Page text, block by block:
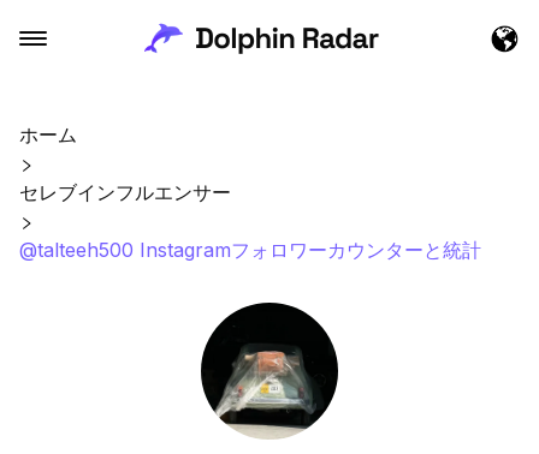
ホーム
セレブインフルエンサー
@talteeh500 Instagramフォロワーカウンターと統計